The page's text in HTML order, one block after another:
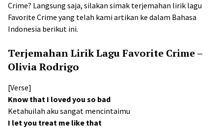
Crime? Langsung saja, silakan simak terjemahan lirik lagu
Favorite Crime yang telah kami artikan ke dalam Bahasa
Indonesia berikut ini.
Terjemahan Lirik Lagu Favorite Crime –
Olivia Rodrigo
[Verse]
Know that I loved you so bad
Ketahuilah aku sangat mencintaimu
I let you treat me like that